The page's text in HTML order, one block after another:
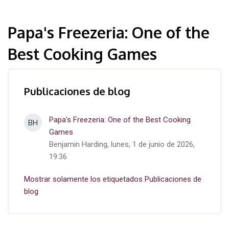
Papa's Freezeria: One of the
Best Cooking Games
Publicaciones de blog
BH
Papa's Freezeria: One of the Best Cooking
Games
Benjamin Harding, lunes, 1 de junio de 2026,
19:36
Mostrar solamente los etiquetados Publicaciones de
blog